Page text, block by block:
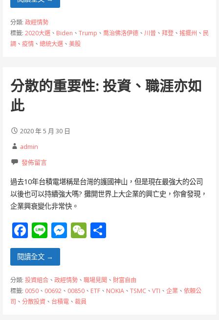
b
o
o
n
g
at
分類: 政經情勢
標籤: 2020大選、 Biden 、 Trump 、 喬治佛洛伊德、 川普、 拜登、 搖擺州 、 民
調、 疫情、 總統大選、 美股
分散的重要性: 投資、職涯亦如
此
2020 年 5 月 30 日
admin
發佈留言
過去10年台積電堪稱是台灣的護國神山，但是現在最強大的公司
以後也可以持續強大嗎? 攤開世界上大企業的興亡史，你會發現，
企業興衰變化非常快。
F
ac
e
b
o
o
Li
n
e
M
e
n
g
W
h
at
分
閱讀全文 →
分類: 投資組合、 政經情勢、 職場見聞 、 財富自由
標籤: 0050、 00692、 00850、 ETF、 NOKIA、 TSMC、 VTI 、 企業、 依賴公
司 、 分散投資、 台積電、 裁員